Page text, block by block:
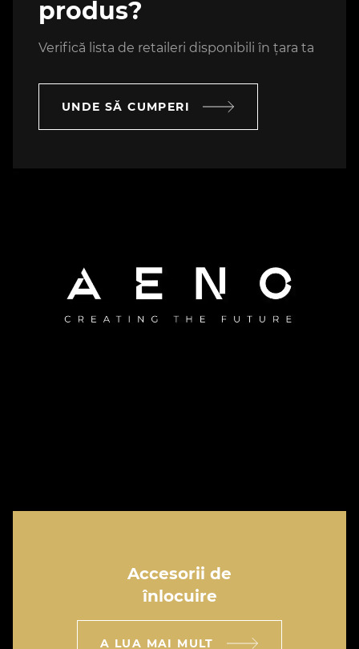
produs?
Verifică lista de retaileri disponibili în țara ta
UNDE SĂ CUMPERI
Accesorii de
înlocuire
A LUA MAI MULT